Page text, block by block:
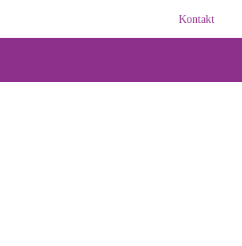
Kontakt